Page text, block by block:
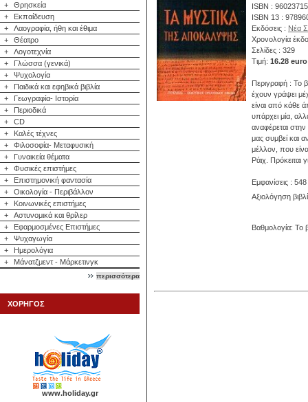
+
Θρησκεία
+
Εκπαίδευση
+
Λαογραφία, ήθη και έθιμα
+
Θέατρο
+
Λογοτεχνία
+
Γλώσσα (γενικά)
+
Ψυχολογία
+
Παιδικά και εφηβικά βιβλία
+
Γεωγραφία- Ιστορία
+
Περιοδικά
+
CD
+
Καλές τέχνες
+
Φιλοσοφία- Μεταφυσική
+
Γυναικεία θέματα
+
Φυσικές επιστήμες
+
Επιστημονική φαντασία
+
Οικολογία - Περιβάλλον
+
Κοινωνικές επιστήμες
+
Αστυνομικά και θρίλερ
+
Εφαρμοσμένες Επιστήμες
+
Ψυχαγωγία
+
Ημερολόγια
+
Μάνατζμεντ - Μάρκετινγκ
περισσότερα
ΧΟΡΗΓΟΣ
www.holiday.gr
ISBN :
ISBN 13 :
Εκδόσεις : Νέα
Χρονολογία
Σελίδες : 329
Τιμή: 16.28 euro
Περιγραφή : Το
έχουν γράψει
είναι από κάθε
υπάρχει μία,
αναφέρεται
μας συμβεί και
μέλλον, που
Ράιχ.
Εμφανίσεις : 548
Αξιολόγηση
Βαθμολογία: Το